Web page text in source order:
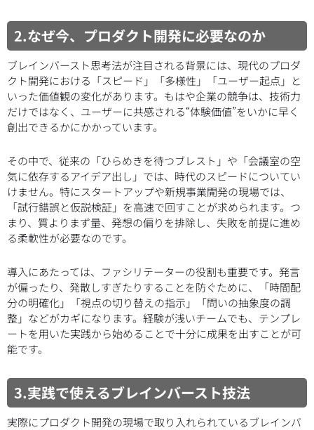
2.なぜ今、プロダクト開発に必要なのか
ブレインバースト思考法が注目される背景には、現代のプロダ
クト開発における「スピード」「多様性」「ユーザー起点」と
いった価値観の変化があります。もはや企業の競争は、技術力
だけではなく、ユーザーに共感される“体験価値”をいかに早く
創出できるかにかかっています。
その中で、従来の「ひらめきを待つブレスト」や「会議室の空
気に依存するアイデア出し」では、時代のスピードについてい
けません。特にスタートアップや新規事業開発の現場では、
「試行錯誤と仮説検証」を高速で回すことが求められます。つ
まり、質よりまず量、発想の偏りを排除し、失敗を前提に進め
る柔軟性が必要なのです。
導入にあたっては、ファシリテーターの役割も重要です。発言
が偏ったり、発散しすぎたりすることを防ぐために、「時間配
分の明確化」「視点の切り替えの指示」「問いの抽象度の調
整」などがカギになります。経験が浅いチームでも、テンプレ
ートを用いた実践から始めることで十分に成果を出すことが可
能です。
3.実践で使えるブレインバースト技法
実際にプロダクト開発の現場で取り入れられているブレインバ